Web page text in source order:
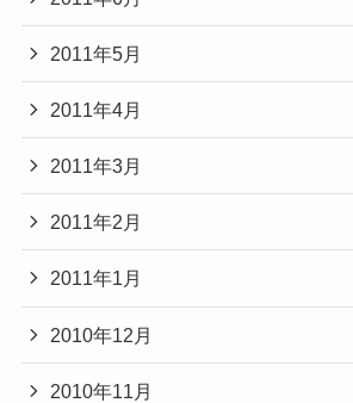
2011年5月
2011年4月
2011年3月
2011年2月
2011年1月
2010年12月
2010年11月